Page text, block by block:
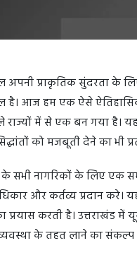
अपनी प्राकृतिक सुंदरता के
है। आज हम एक ऐसे
में से एक बन गया है।
को मजबूती देने का भी
सभी नागरिकों के लिए एक
और कर्तव्य प्रदान करे।
करती है। उत्तराखंड में
के तहत लाने का संकल्प